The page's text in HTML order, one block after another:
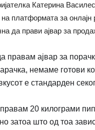
Катерина
платформата за онлајн
да прави ајвар за
правам ајвар за
немаме готови
е стандарден
правам 20 килограми
затоа што од тоа